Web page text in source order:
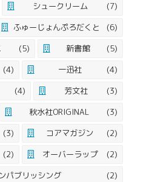
シュークリーム
(7)
ふゅーじょんぷろだくと
(6)
(5) 新書館
(5)
(4) 一迅社
(4)
(4) 芳文社
(3)
秋水社ORIGINAL
(3)
(3) コアマガジン
(2)
(2) オーバーラップ
(2)
パブリッシング
(2)